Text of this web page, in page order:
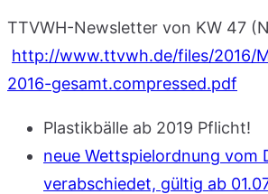
TTVWH-Newsletter von KW 47
http://www.ttvwh.de/files/2016/
2016-gesamt.compressed.pdf
Plastikbälle ab 2019 Pflicht!
neue Wettspielordnung vom
verabschiedet, gültig ab